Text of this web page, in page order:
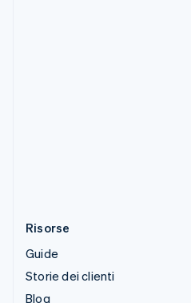
Risorse
Guide
Storie dei clienti
Blog